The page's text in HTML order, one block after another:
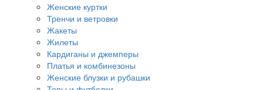
Женские куртки
Тренчи и ветровки
Жакеты
Жилеты
Кардиганы и джемперы
Платья и комбинезоны
Женские блузки и рубашки